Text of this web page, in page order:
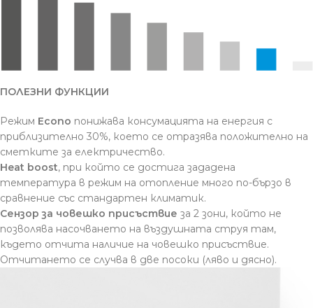
ПОЛЕЗНИ ФУНКЦИИ
Режим Econo понижава консумацията на енергия с
приблизително 30%, което се отразява положително на
сметките за електричество.
Heat boost, при който се достига зададена
температура в режим на отопление много по-бързо в
сравнение със стандартен климатик.
Сензор за човешко присъствие за 2 зони, който не
позволява насочването на въздушната струя там,
където отчита наличие на човешко присъствие.
Отчитането се случва в две посоки (ляво и дясно).